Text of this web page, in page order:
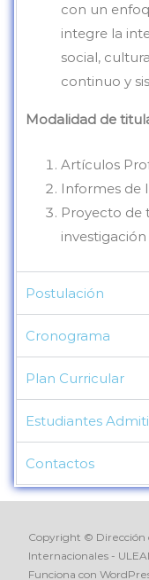
con un
integre la
social,
continuo y
Modalidad de
Artículos
Informes de
Proyecto de
Postulación
Cronograma
Plan Curricular
Estudiantes
Contactos
Copyright © Dirección
Internacionales -
Funciona con